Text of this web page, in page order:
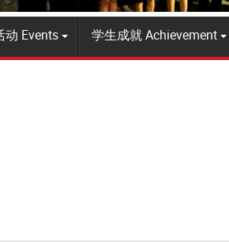
动 Events 学生成就 Achievement